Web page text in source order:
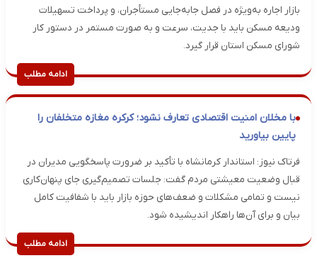
بازار اجاره به‌ویژه در فصل جابه‌جایی مستأجران، و پرداخت تسهیلات
ودیعه مسکن باید با جدیت، سرعت و به‌ صورت مستمر در دستور کار
شورای مسکن استان قرار گیرد.
ادامه مطلب
با مخلان امنیت اقتصادی تعارف نشود؛ کرکره مغازه متخلفان را
پایین بیاورید
فرتاک نیوز: استاندار کرمانشاه با تأکید بر ضرورت پاسخگویی مدیران در
قبال وضعیت معیشتی مردم گفت: جلسات تصمیم‌گیری جای پنهان‌کاری
نیست و تمامی مشکلات و ضعف‌های حوزه بازار باید با شفافیت کامل
بیان و برای آن‌ها راهکار اندیشیده شود.
ادامه مطلب